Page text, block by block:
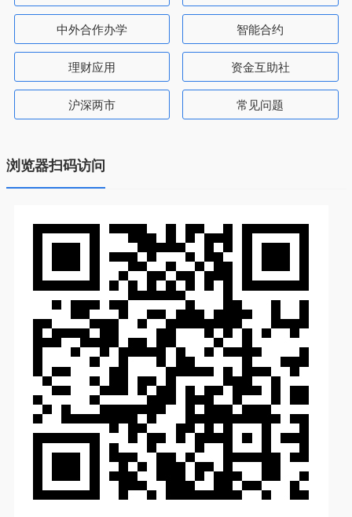
中外合作办学 智能合约
理财应用 资金互助社
沪深两市 常见问题
浏览器扫码访问